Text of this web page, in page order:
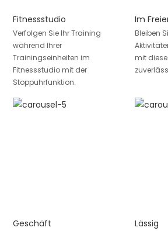
Fitnessstudio
Verfolgen Sie Ihr Training
während Ihrer
Trainingseinheiten im
Fitnessstudio mit der
Stoppuhrfunktion.
Im
Bleiben
mit
Geschäft Lässig